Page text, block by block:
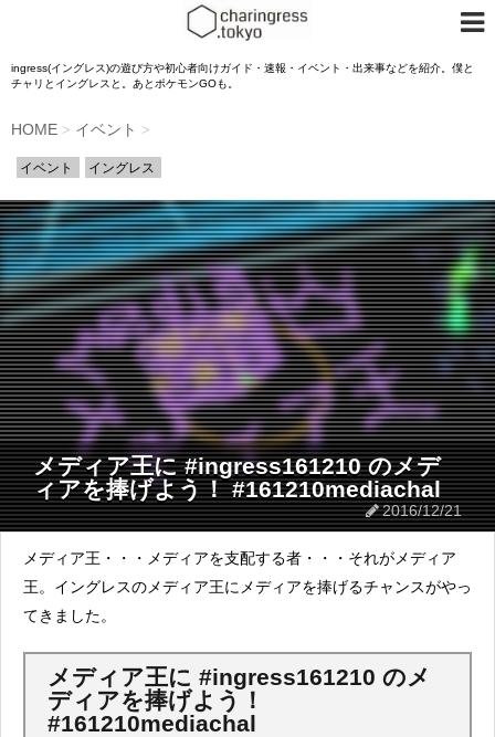
ingress(イングレス)の遊び方や初心者向けガイド・速報・イベント・出来事などを紹介。僕と
チャリとイングレスと。あとポケモンGOも。
HOME > イベント >
イベント イングレス
メディア王に #ingress161210 のメデ
ィアを捧げよう！ #161210mediachal
2016/12/21
メディア王・・・メディアを支配する者・・・それがメディア
王。イングレスのメディア王にメディアを捧げるチャンスがやっ
てきました。
メディア王に #ingress161210 のメ
ディアを捧げよう！
#161210mediachal